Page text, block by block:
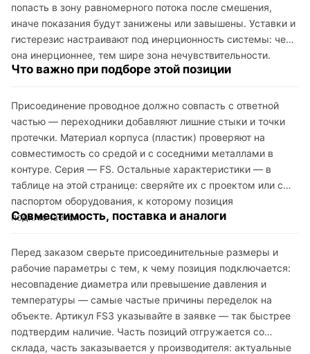
попасть в зону равномерного потока после смешения,
иначе показания будут занижены или завышены. Уставки и
гистерезис настраивают под инерционность системы: чем
она инерционнее, тем шире зона нечувствительности.
Что важно при подборе этой позиции
Присоединение проводное должно совпасть с ответной
частью — переходники добавляют лишние стыки и точки
протечки. Материал корпуса (пластик) проверяют на
совместимость со средой и с соседними металлами в
контуре. Серия — FS. Остальные характеристики — в
таблице на этой странице: сверяйте их с проектом или с
паспортом оборудования, к которому позиция
подключается.
Совместимость, поставка и аналоги
Перед заказом сверьте присоединительные размеры и
рабочие параметры с тем, к чему позиция подключается:
несовпадение диаметра или превышение давления и
температуры — самые частые причины переделок на
объекте. Артикул FS3 указывайте в заявке — так быстрее
подтвердим наличие. Часть позиций отгружается со
склада, часть заказывается у производителя: актуальные